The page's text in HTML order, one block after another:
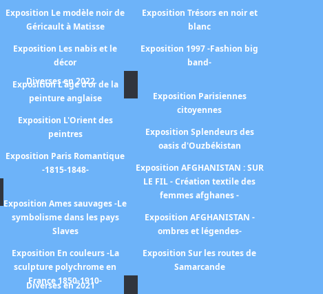
Exposition Le modèle noir de
Géricault à Matisse
Exposition Les nabis et le
décor
Exposition L'age d'or de la
peinture anglaise
Exposition L'Orient des
peintres
Exposition Paris Romantique
-1815-1848-
Exposition Ames sauvages -Le
symbolisme dans les pays
Slaves
Exposition En couleurs -La
sculpture polychrome en
France 1850-1910-
Exposition Trésors en noir et
blanc
Exposition 1997 -Fashion big
band-
Diverses en 2022
Exposition Parisiennes
citoyennes
Exposition Splendeurs des
oasis d'Ouzbékistan
Exposition AFGHANISTAN : SUR
LE FIL - Création textile des
femmes afghanes -
Exposition AFGHANISTAN -
ombres et légendes-
Exposition Sur les routes de
Samarcande
Diverses en 2021